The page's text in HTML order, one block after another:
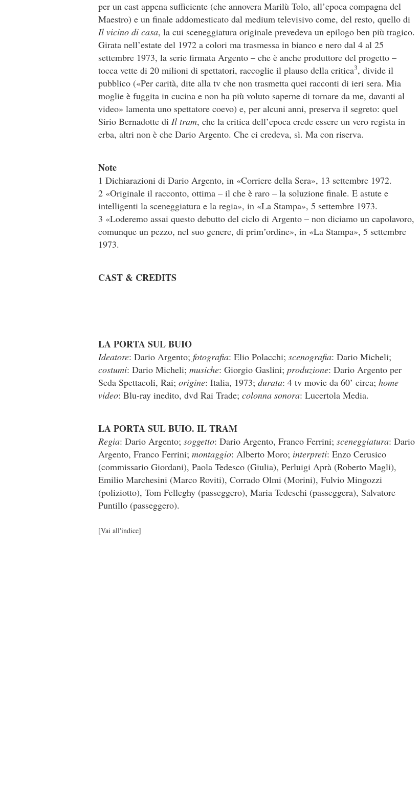
per un cast appena sufficiente (che annovera Marilù Tolo, all’epoca compagna del
Maestro) e un finale addomesticato dal medium televisivo come, del resto, quello di
Il vicino di casa, la cui sceneggiatura originale prevedeva un epilogo ben più tragico.
Girata nell’estate del 1972 a colori ma trasmessa in bianco e nero dal 4 al 25
settembre 1973, la serie firmata Argento – che è anche produttore del progetto –
tocca vette di 20 milioni di spettatori, raccoglie il plauso della critica3, divide il
pubblico («Per carità, dite alla tv che non trasmetta quei racconti di ieri sera. Mia
moglie è fuggita in cucina e non ha più voluto saperne di tornare da me, davanti al
video» lamenta uno spettatore coevo) e, per alcuni anni, preserva il segreto: quel
Sirio Bernadotte di Il tram, che la critica dell’epoca crede essere un vero regista in
erba, altri non è che Dario Argento. Che ci credeva, sì. Ma con riserva.
Note
1 Dichiarazioni di Dario Argento, in «Corriere della Sera», 13 settembre 1972.
2 «Originale il racconto, ottima – il che è raro – la soluzione finale. E astute e
intelligenti la sceneggiatura e la regia», in «La Stampa», 5 settembre 1973.
3 «Loderemo assai questo debutto del ciclo di Argento – non diciamo un capolavoro,
comunque un pezzo, nel suo genere, di prim’ordine», in «La Stampa», 5 settembre
1973.
CAST & CREDITS
LA PORTA SUL BUIO
Ideatore: Dario Argento; fotografia: Elio Polacchi; scenografia: Dario Micheli;
costumi: Dario Micheli; musiche: Giorgio Gaslini; produzione: Dario Argento per
Seda Spettacoli, Rai; origine: Italia, 1973; durata: 4 tv movie da 60’ circa; home
video: Blu-ray inedito, dvd Rai Trade; colonna sonora: Lucertola Media.
LA PORTA SUL BUIO. IL TRAM
Regia: Dario Argento; soggetto: Dario Argento, Franco Ferrini; sceneggiatura: Dario
Argento, Franco Ferrini; montaggio: Alberto Moro; interpreti: Enzo Cerusico
(commissario Giordani), Paola Tedesco (Giulia), Perluigi Aprà (Roberto Magli),
Emilio Marchesini (Marco Roviti), Corrado Olmi (Morini), Fulvio Mingozzi
(poliziotto), Tom Felleghy (passeggero), Maria Tedeschi (passeggera), Salvatore
Puntillo (passeggero).
[Vai all'indice]